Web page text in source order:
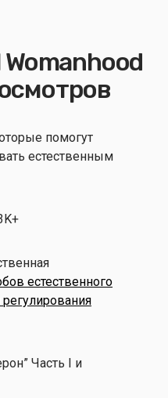
помогут
естественным
естественного
Часть I и